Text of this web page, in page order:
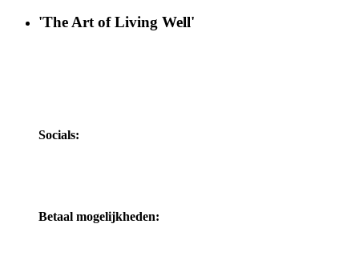
'The Art of Living Well'
Socials:
Betaal mogelijkheden: